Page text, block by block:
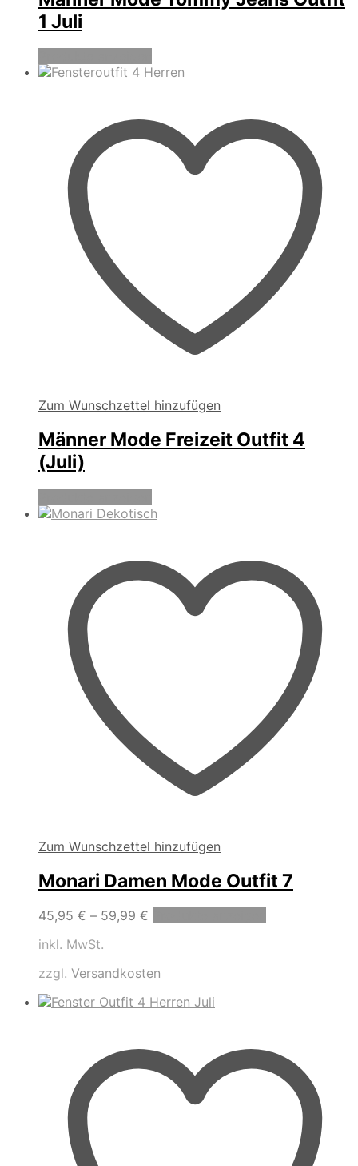
1 Juli
Zum Wunschzettel hinzufügen
Männer Mode Freizeit Outfit 4
(Juli)
Zum Wunschzettel hinzufügen
Monari Damen Mode Outfit 7
45,95 € – 59,99 €
inkl. MwSt.
zzgl. Versandkosten